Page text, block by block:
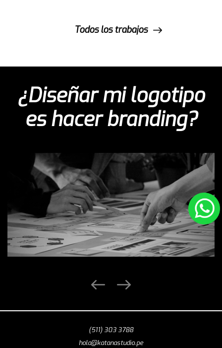
Todos los trabajos
Latin American
Awards
(511) 303 3788
hola@katanastudio.pe